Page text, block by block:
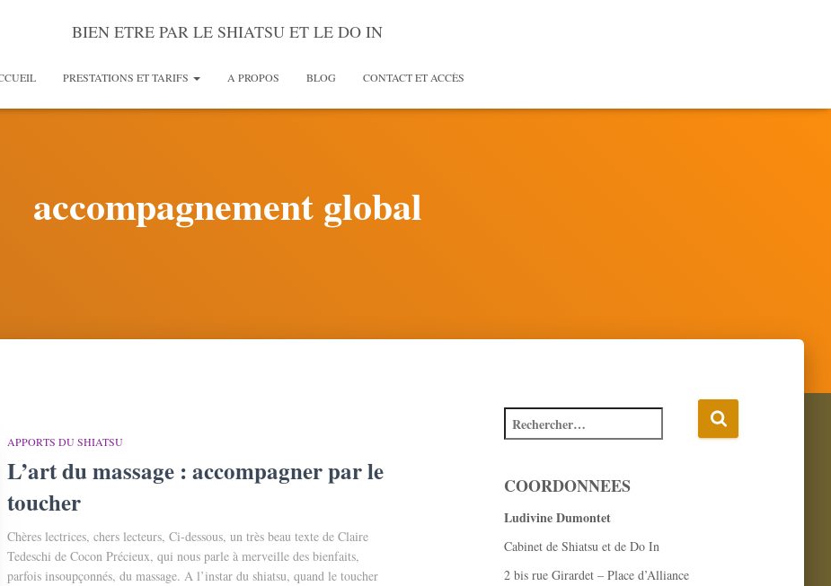
BIEN ETRE PAR LE SHIATSU ET LE DO IN
PRESTATIONS ET TARIFS A PROPOS BLOG CONTACT ET ACCÈS
accompagnement global
APPORTS DU SHIATSU
L’art du massage : accompagner par le
toucher
Chères lectrices, chers lecteurs, Ci-dessous, un très beau texte de Claire
Tedeschi de Cocon Précieux, qui nous parle à merveille des bienfaits,
parfois insoupçonnés, du massage. A l’instar du shiatsu, quand le toucher
COORDONNEES
Ludivine Dumontet
Cabinet de Shiatsu et de Do In
2 bis rue Girardet – Place d’Alliance